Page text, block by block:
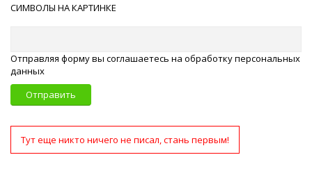
СИМВОЛЫ НА КАРТИНКЕ
Отправляя форму вы соглашаетесь на обработку персональных
данных
Отправить
Тут еще никто ничего не писал, стань первым!